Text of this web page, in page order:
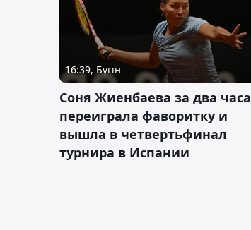
16:39, Бүгін
Соня Жиенбаева за два часа
переиграла фаворитку и
вышла в четвертьфинал
турнира в Испании